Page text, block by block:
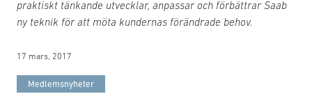
praktiskt tänkande utvecklar, anpassar och förbättrar Saab
ny teknik för att möta kundernas förändrade behov.
17 mars, 2017
Medlemsnyheter